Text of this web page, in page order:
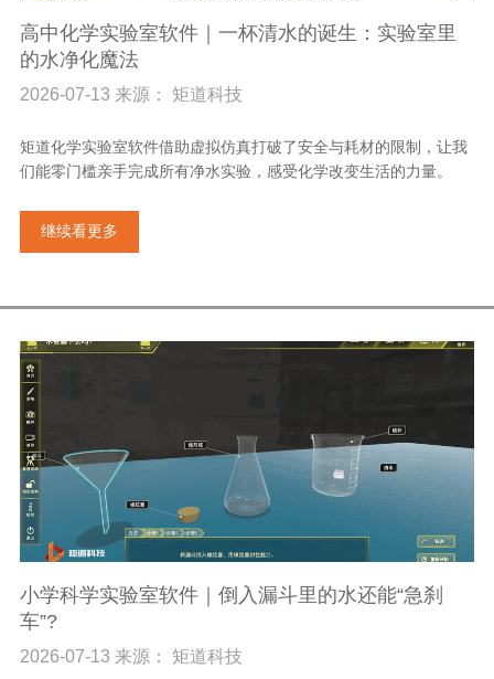
高中化学实验室软件｜一杯清水的诞生：实验室里
的水净化魔法
2026-07-13 来源： 矩道科技
矩道化学实验室软件借助虚拟仿真打破了安全与耗材的限制，让我
们能零门槛亲手完成所有净水实验，感受化学改变生活的力量。
继续看更多
小学科学实验室软件｜倒入漏斗里的水还能“急刹
车”?
2026-07-13 来源： 矩道科技